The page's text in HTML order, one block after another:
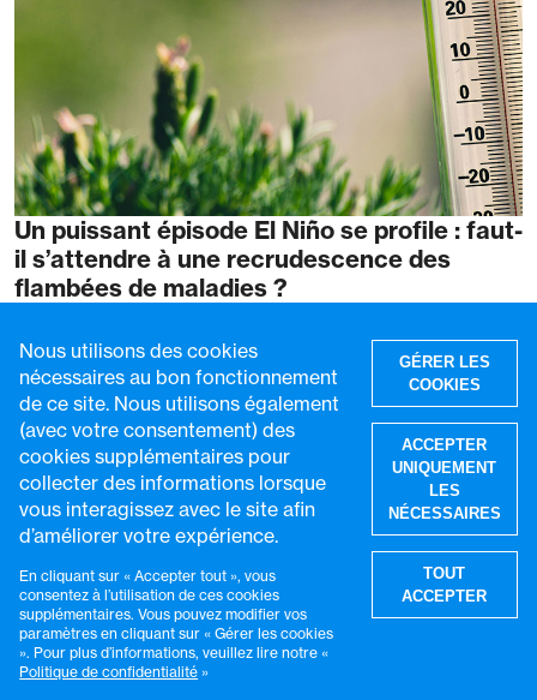
Un puissant épisode El Niño se profile : faut-
il s’attendre à une recrudescence des
flambées de maladies ?
Nous utilisons des cookies
nécessaires au bon fonctionnement
de ce site. Nous utilisons également
(avec votre consentement) des
cookies supplémentaires pour
collecter des informations lorsque
vous interagissez avec le site afin
d’améliorer votre expérience.
En cliquant sur « Accepter tout », vous
consentez à l’utilisation de ces cookies
supplémentaires. Vous pouvez modifier vos
paramètres en cliquant sur « Gérer les cookies
». Pour plus d’informations, veuillez lire notre «
Politique de confidentialité »
GÉRER LES
COOKIES
ACCEPTER
UNIQUEMENT
LES
NÉCESSAIRES
TOUT
ACCEPTER